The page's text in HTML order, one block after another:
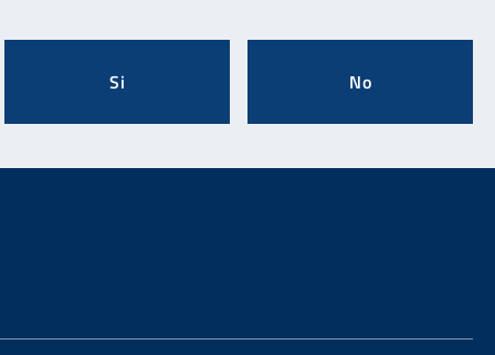
Si No